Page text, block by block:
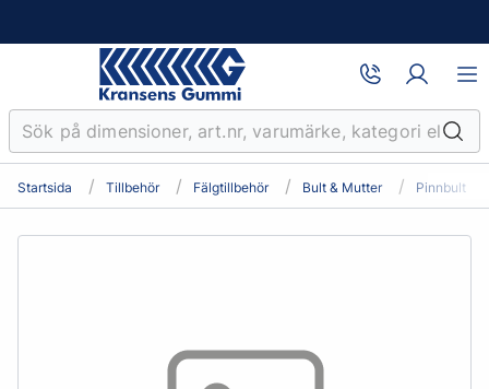
Startsida Tillbehör Fälgtillbehör Bult & Mutter Pinnbult